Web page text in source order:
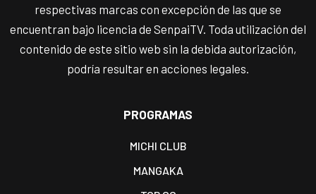
respectivas marcas con excepción de las que se
encuentran bajo licencia de SenpaiTV. Toda utilización del
contenido de este sitio web sin la debida autorización,
podría resultar en acciones legales.
PROGRAMAS
MICHI CLUB
MANGAKA